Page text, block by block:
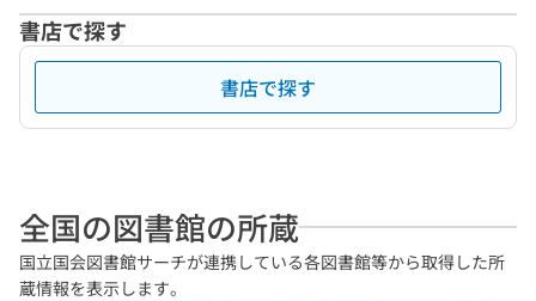
書店で探す
書店で探す
全国の図書館の所蔵
国立国会図書館サーチが連携している各図書館等から取得した所
蔵情報を表示します。